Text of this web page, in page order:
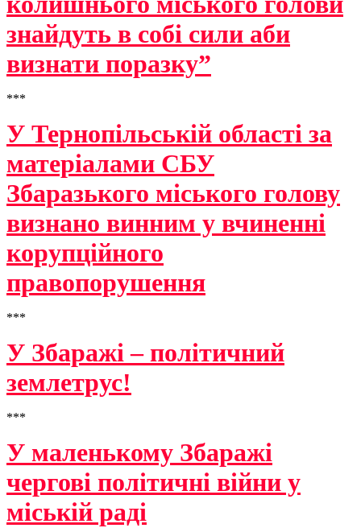
знайдуть в собі сили аби
визнати поразку”
***
У Тернопільській області за
матеріалами СБУ
Збаразького міського голову
визнано винним у вчиненні
корупційного
правопорушення
***
У Збаражі – політичний
землетрус!
***
У маленькому Збаражі
чергові політичні війни у
міській раді